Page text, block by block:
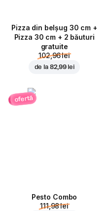
Pizza din belșug 30 cm +
Pizza 30 cm + 2 băuturi
gratuite
102,96 lei
de la 82,99 lei
ofertă
Pesto Combo
111,98 lei